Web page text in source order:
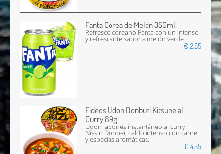
Fanta Corea de Melón 350ml.
Refresco coreano Fanta con un intenso
y refrescante sabor a melón verde.
€ 2,55
Fideos Udon Donburi Kitsune al
Curry 89g.
Udon japonés instantáneo al curry
Nissin Donbei, caldo intenso con carne
y especias aromáticas.
€ 4,55